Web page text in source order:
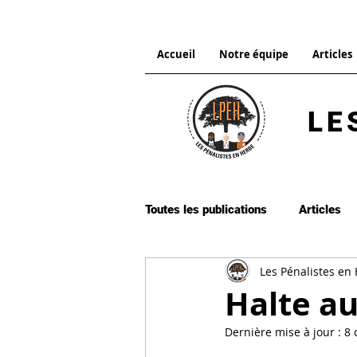
Accueil Notre équipe Articles
Toutes les publications Articles
Droit pénal international
Procédure pénale Citation
Halte
Les Pénalistes en
Dernière mise à jour : 8